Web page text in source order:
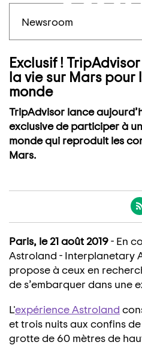
Newsroom
Exclusif !
la vie sur Mars
monde
TripAdvisor lance
exclusive de participer à
monde qui reproduit les
Mars.
Paris, le 21 août 2019- En
Astroland - Interplanetary
propose à ceux en
de s’embarquer dans une
L'expérience Astroland
et trois nuits aux confins
grotte de 60 mètres de